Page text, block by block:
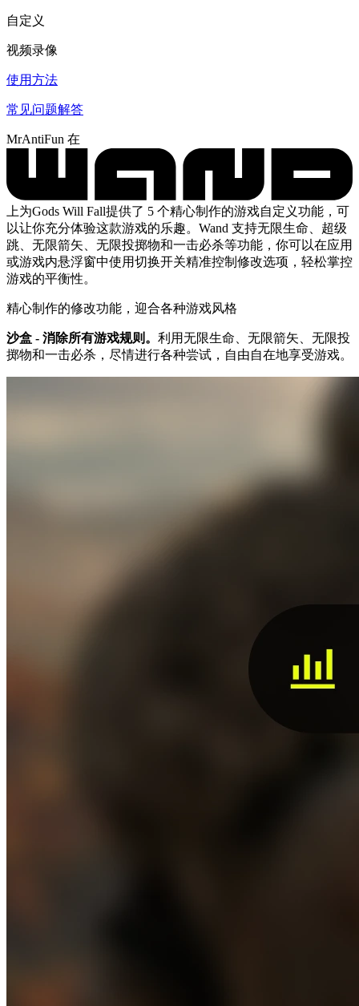
自定义
视频录像
使用方法
常见问题解答
MrAntiFun 在
上为Gods Will Fall提供了 5 个精心制作的游戏自定义功能，可
以让你充分体验这款游戏的乐趣。Wand 支持无限生命、超级
跳、无限箭矢、无限投掷物和一击必杀等功能，你可以在应用
或游戏内悬浮窗中使用切换开关精准控制修改选项，轻松掌控
游戏的平衡性。
精心制作的修改功能，迎合各种游戏风格
沙盒 - 消除所有游戏规则。 利用无限生命、无限箭矢、无限投
掷物和一击必杀，尽情进行各种尝试，自由自在地享受游戏。